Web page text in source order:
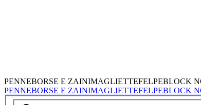
PENNEBORSE E ZAINIMAGLIETTEFELPEBLOCK
PENNEBORSE E ZAINIMAGLIETTEFELPEBLOCK